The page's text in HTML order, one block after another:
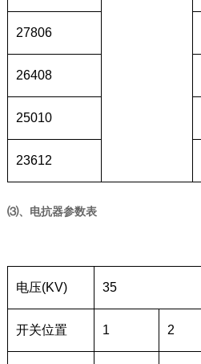
27806
26408
25010
23612
⑶、电抗器参数表
电压(KV) 35
开关位置 1 2